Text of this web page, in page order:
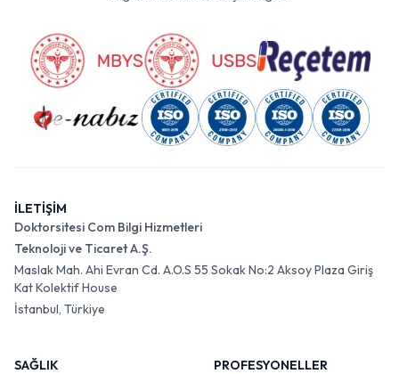
İLETİŞİM
Doktorsitesi Com Bilgi Hizmetleri
Teknoloji ve Ticaret A.Ş.
Maslak Mah. Ahi Evran Cd. A.O.S 55 Sokak No:2 Aksoy Plaza Giriş
Kat Kolektif House
İstanbul, Türkiye
SAĞLIK
PROFESYONELLER